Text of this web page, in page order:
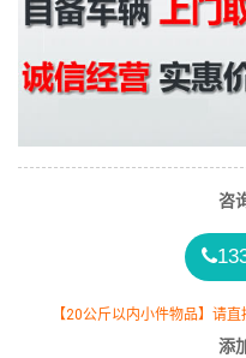
咨
【20公斤以内小件物品】请
添